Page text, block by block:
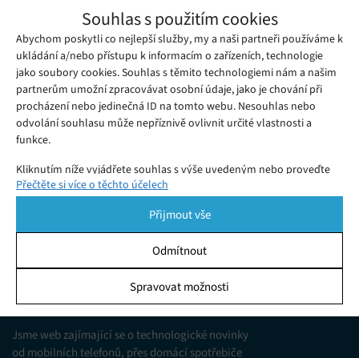
Souhlas s použitím cookies
Abychom poskytli co nejlepší služby, my a naši partneři používáme k
ukládání a/nebo přístupu k informacím o zařízeních, technologie
jako soubory cookies. Souhlas s těmito technologiemi nám a našim
partnerům umožní zpracovávat osobní údaje, jako je chování při
procházení nebo jedinečná ID na tomto webu. Nesouhlas nebo
odvolání souhlasu může nepříznivě ovlivnit určité vlastnosti a
funkce.
Kliknutím níže vyjádřete souhlas s výše uvedeným nebo proveďte
podrobnější rozhodnutí. Vaše volby budou použity pouze na tomto
pomocí přepínačů v Zásadách cookies nebo kliknutím na tlačítko
Spravovat souhlas ve spodní části obrazovky.
Ukládání a/nebo přístup k informacím v zařízení, Porozumění
publiku prostřednictvím statistik nebo kombinací údajů z
různých zdrojů.
Přečtěte si více o těchto účelech
Přijmout vše
Odmítnout
Spravovat možnosti
Případů deepfake je stále více. Při jednom z posledních velmi
zdařilých pokusů použili podvodníci deepfake Elona Muska,
který propagoval podvod s kryptoměnami, přímo v živém
vysílání YouTube Live.
YouTube Live umožní přímo
streamovat aplikace z iPhonu
Středa 06. 09. 2017 Redakce
Jsme web zajímající se o technologické novinky
od mobilních telefonů, přes domácí spotřebiče